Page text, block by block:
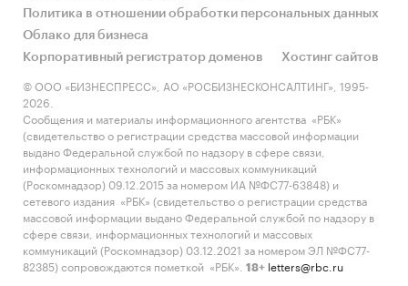
Политика в отношении обработки персональных данных
Облако для бизнеса
Корпоративный регистратор доменов
Хостинг сайтов
© ООО «БИЗНЕСПРЕСС», АО «РОСБИЗНЕСКОНСАЛТИНГ», 1995-
2026.
Сообщения и материалы информационного агентства «РБК»
(свидетельство о регистрации средства массовой информации
выдано Федеральной службой по надзору в сфере связи,
информационных технологий и массовых коммуникаций
(Роскомнадзор) 09.12.2015 за номером ИА №ФС77-63848) и
сетевого издания «РБК» (свидетельство о регистрации средства
массовой информации выдано Федеральной службой по надзору в
сфере связи, информационных технологий и массовых
коммуникаций (Роскомнадзор) 03.12.2021 за номером ЭЛ №ФС77-
82385) сопровождаются пометкой «РБК».
18+ letters@rbc.ru